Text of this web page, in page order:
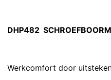
DHP482
Werkcomfort door